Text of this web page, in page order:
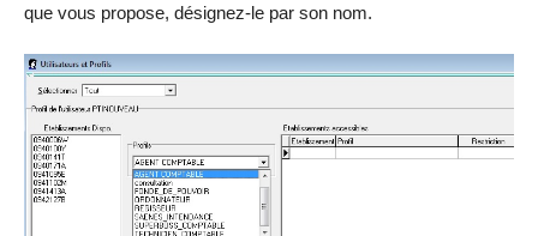
que vous propose, désignez-le par son nom.